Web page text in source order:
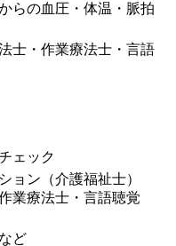
らの血圧・体温・脈拍
士・作業療法士・言語
ェック
ョン（介護福祉士）
業療法士・言語聴覚
ど